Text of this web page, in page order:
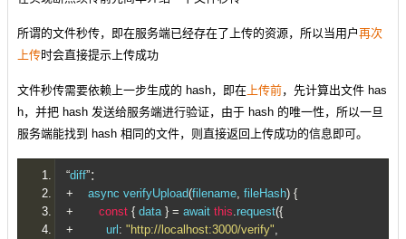
所谓的文件秒传，即在服务端已经存在了上传的资源，所以当用户再次
上传时会直接提示上传成功
文件秒传需要依赖上一步生成的 hash，即在 上传前，先计算出文件 has
h，并把 hash 发送给服务端进行验证，由于 hash 的唯一性，所以一旦
服务端能找到 hash 相同的文件，则直接返回上传成功的信息即可。
“diff”：
+ async verifyUpload(filename, fileHash) {
+
const { data } = await this.request({
+ url : "http://localhost:3000/verify",